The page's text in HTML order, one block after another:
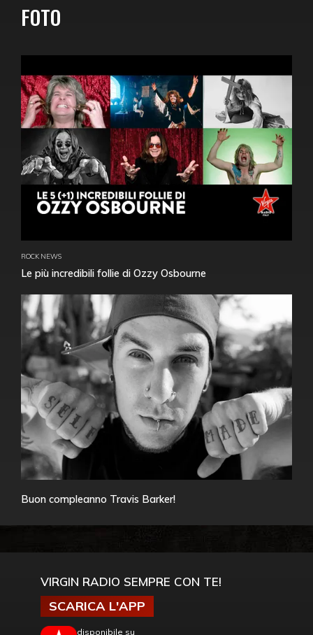
FOTO
ROCK NEWS
Le più incredibili follie di Ozzy Osbourne
Buon compleanno Travis Barker!
VIRGIN RADIO SEMPRE CON TE!
SCARICA L'APP
disponibile su